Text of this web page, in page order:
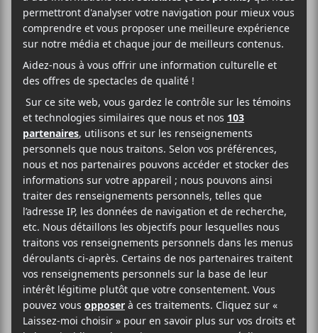
Cet évènement est passé.
Pelch (en supplémentaire)
2022-04-13 @ 21:00-23:3020$
L’auteur-compositeur-interprète Pelch sera en
supplémentaire le mercredi 13 avril 2022 au
Ministère à 21h.
Portes : 20h
Spectacle : 21h
AJOUTER AU CALENDRIER